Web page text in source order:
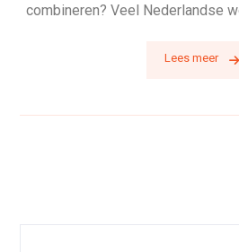
combineren? Veel Nederlandse
Lees meer